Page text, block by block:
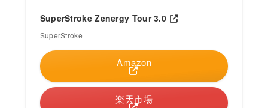
SuperStroke Zenergy Tour 3.0
SuperStroke
Amazon
楽天市場